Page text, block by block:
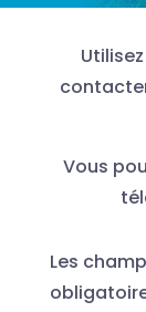
Vous
Les